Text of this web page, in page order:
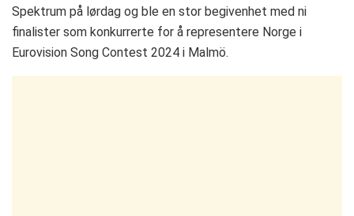
Spektrum på lørdag og ble en stor begivenhet med ni
finalister som konkurrerte for å representere Norge i
Eurovision Song Contest 2024 i Malmö.